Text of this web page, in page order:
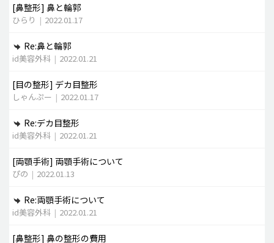
[鼻整形] 鼻と輪郭
ひらり | 2022.01.17
Re:鼻と輪郭
id美容外科 | 2022.01.21
[目の整形] デカ目整形
しゃんぷー | 2022.01.17
Re:デカ目整形
id美容外科 | 2022.01.21
[両顎手術] 両顎手術について
ぴの | 2022.01.13
Re:両顎手術について
id美容外科 | 2022.01.21
[鼻整形] 鼻の整形の費用